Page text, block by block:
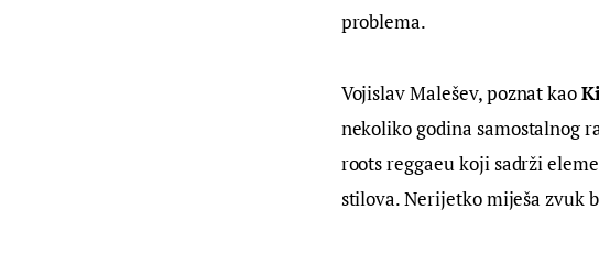
problema.
Vojislav Malešev, poznat kao
nekoliko godina samostalnog
roots reggaeu koji sadrži
stilova. Nerijetko miješa zvuk